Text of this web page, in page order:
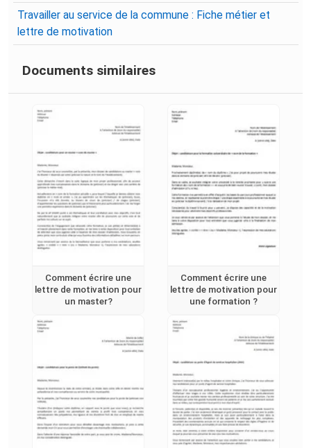
Travailler au service de la commune : Fiche métier et
lettre de motivation
Documents similaires
Comment écrire une
lettre de motivation pour
un master?
Comment écrire une
lettre de motivation pour
une formation ?